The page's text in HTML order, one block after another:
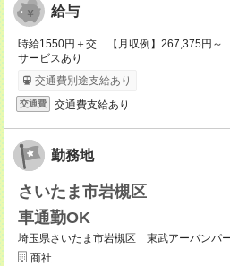
給与
時給1550円＋交 【月収例】267,375円～
サービスあり
交通費別途支給あり
交通費 交通費支給あり
勤務地
さいたま市岩槻区
車通勤OK
埼玉県さいたま市岩槻区 東武アーバンパ
商社